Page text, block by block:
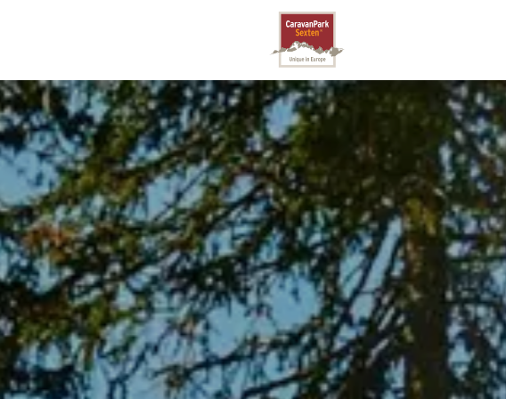
SEXTEN
BAUMHÄUSER
LODGES
YAKIMA SKYRISE
& SPA